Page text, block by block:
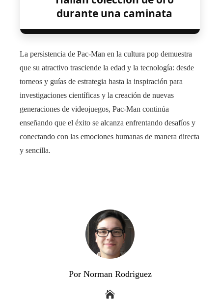
durante una caminata
La persistencia de Pac-Man en la cultura pop demuestra
que su atractivo trasciende la edad y la tecnología: desde
torneos y guías de estrategia hasta la inspiración para
investigaciones científicas y la creación de nuevas
generaciones de videojuegos, Pac-Man continúa
enseñando que el éxito se alcanza enfrentando desafíos y
conectando con las emociones humanas de manera directa
y sencilla.
Por Norman Rodriguez